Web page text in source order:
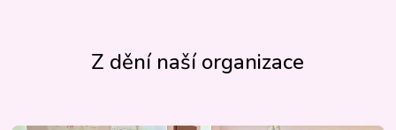
Z dění naší organizace